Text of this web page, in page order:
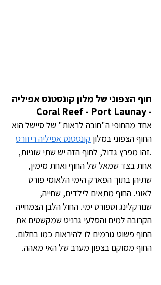
חוף הצפוני של מלון קונסטנס אפיליה
- Coral Reef - Port Launay
אחד מהחופי ה"חובה לראות" של סיישל הוא
החוף הצפוני במלון קונסטנס אפיליה ריזורט
.זהו מפרץ גדול, לחוף הזה יש שתי שוניות,
אחת בצד שמאל של החוף ואחת מימין,
שתיהן בתוך הפארק הימי הלאומי פורט
לאוני. החוף מתאים לילדים, שחייה,
שנורקלינג וספורט ימי. החול הלבן הצמחייה
הקרובה למים והסלעי גרניט שמקשטים את
החוף פשוט גורמים לו להיראות כמו בחלום.
החוף ממוקם בצפון מערב של האי מאהה.